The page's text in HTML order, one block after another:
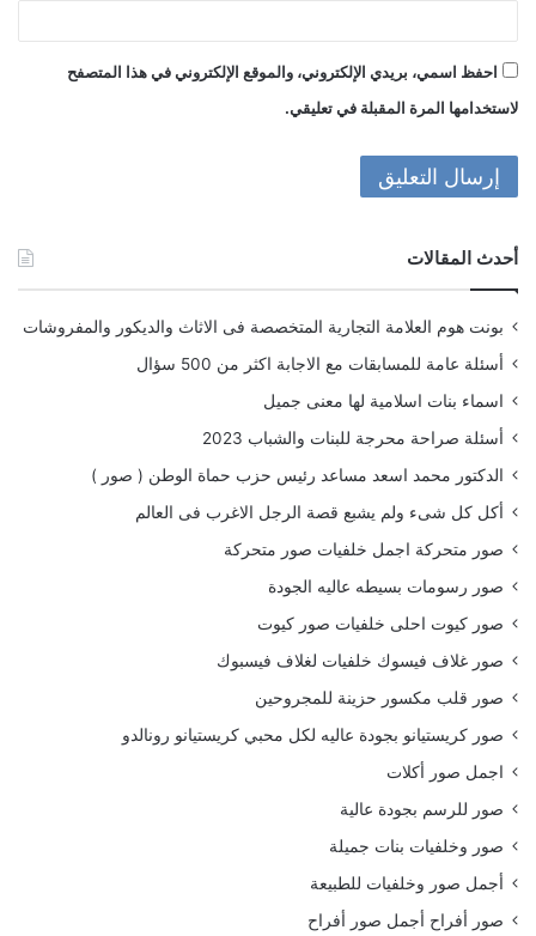
احفظ اسمي، بريدي الإلكتروني، والموقع الإلكتروني في هذا المتصفح
لاستخدامها المرة المقبلة في تعليقي.
أحدث المقالات
بونت هوم العلامة التجارية المتخصصة فى الاثاث والديكور والمفروشات
أسئلة عامة للمسابقات مع الاجابة اكثر من 500 سؤال
اسماء بنات اسلامية لها معنى جميل
أسئلة صراحة محرجة للبنات والشباب 2023
الدكتور محمد اسعد مساعد رئيس حزب حماة الوطن ( صور )
أكل كل شىء ولم يشبع قصة الرجل الاغرب فى العالم
صور متحركة اجمل خلفيات صور متحركة
صور رسومات بسيطه عاليه الجودة
صور كيوت احلى خلفيات صور كيوت
صور غلاف فيسوك خلفيات لغلاف فيسبوك
صور قلب مكسور حزينة للمجروحين
صور كريستيانو بجودة عاليه لكل محبي كريستيانو رونالدو
اجمل صور أكلات
صور للرسم بجودة عالية
صور وخلفيات بنات جميلة
أجمل صور وخلفيات للطبيعة
صور أفراح أجمل صور أفراح